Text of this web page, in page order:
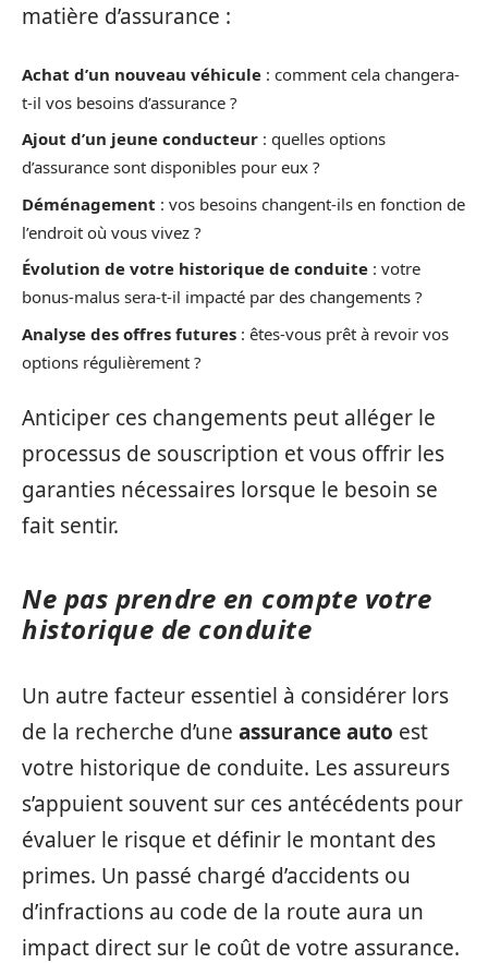
matière d’assurance :
Achat d’un nouveau véhicule : comment cela changera-
t-il vos besoins d’assurance ?
Ajout d’un jeune conducteur : quelles options
d’assurance sont disponibles pour eux ?
Déménagement : vos besoins changent-ils en fonction de
l’endroit où vous vivez ?
Évolution de votre historique de conduite : votre
bonus-malus sera-t-il impacté par des changements ?
Analyse des offres futures : êtes-vous prêt à revoir vos
options régulièrement ?
Anticiper ces changements peut alléger le
processus de souscription et vous offrir les
garanties nécessaires lorsque le besoin se
fait sentir.
Ne pas prendre en compte votre
historique de conduite
Un autre facteur essentiel à considérer lors
de la recherche d’une assurance auto est
votre historique de conduite. Les assureurs
s’appuient souvent sur ces antécédents pour
évaluer le risque et définir le montant des
primes. Un passé chargé d’accidents ou
d’infractions au code de la route aura un
impact direct sur le coût de votre assurance.